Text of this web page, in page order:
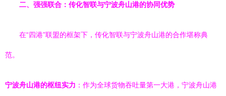
二、强强联合：传化智联与宁波舟山港的协同优势
在“四港”联盟的框架下，传化智联与宁波舟山港的合作堪称典
范。
宁波舟山港的枢纽实力 ：作为全球货物吞吐量第一大港，宁波舟山港